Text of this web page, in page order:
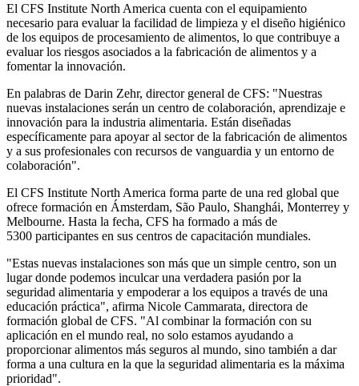
El CFS Institute North America cuenta con el equipamiento
necesario para evaluar la facilidad de limpieza y el diseño higiénico
de los equipos de procesamiento de alimentos, lo que contribuye a
evaluar los riesgos asociados a la fabricación de alimentos y a
fomentar la innovación.
En palabras de Darin Zehr, director general de CFS: "Nuestras
nuevas instalaciones serán un centro de colaboración, aprendizaje e
innovación para la industria alimentaria. Están diseñadas
específicamente para apoyar al sector de la fabricación de alimentos
y a sus profesionales con recursos de vanguardia y un entorno de
colaboración".
El CFS Institute North America forma parte de una red global que
ofrece formación en Ámsterdam, São Paulo, Shanghái, Monterrey y
Melbourne. Hasta la fecha, CFS ha formado a más de
5300 participantes en sus centros de capacitación mundiales.
"Estas nuevas instalaciones son más que un simple centro, son un
lugar donde podemos inculcar una verdadera pasión por la
seguridad alimentaria y empoderar a los equipos a través de una
educación práctica", afirma Nicole Cammarata, directora de
formación global de CFS. "Al combinar la formación con su
aplicación en el mundo real, no solo estamos ayudando a
proporcionar alimentos más seguros al mundo, sino también a dar
forma a una cultura en la que la seguridad alimentaria es la máxima
prioridad".